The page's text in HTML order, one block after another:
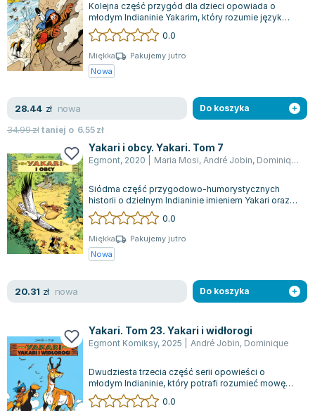
Nela Mała Reporterka
Agnieszka Maciąg
Barbara Wrzesińska
Terry Pratchett
Ajahn Brahm
Lucinda Riley
Jacek Walkiewicz
Kolejna część przygód dla dzieci opowiada o
młodym Indianinie Yakarim, który rozumie język
zwierząt, oraz jego odważnym koniku Mał...
0.0
Miękka
Pakujemy jutro
Nowa
28.44 zł nowa
34.99złtaniej o 6.55zł
Do koszyka
Yakari i obcy. Yakari. Tom 7
Egmont, 2020 Maria Mosi, André Jobin, Dominique
Siódma część przygodowo-humorystycznych
historii o dzielnym Indianinie imieniem Yakari oraz
jego zwierzęcych towarzyszach zaprasza...
0.0
Miękka
Pakujemy jutro
Nowa
20.31 zł nowa Do koszyka
Yakari. Tom 23. Yakari i widłorogi
Egmont Komiksy, 2025 André Jobin, Dominique
Dwudziesta trzecia część serii opowieści o
młodym Indianinie, który potrafi rozumieć mowę
zwierząt, zabiera dzieci w kolejną przyg...
0.0